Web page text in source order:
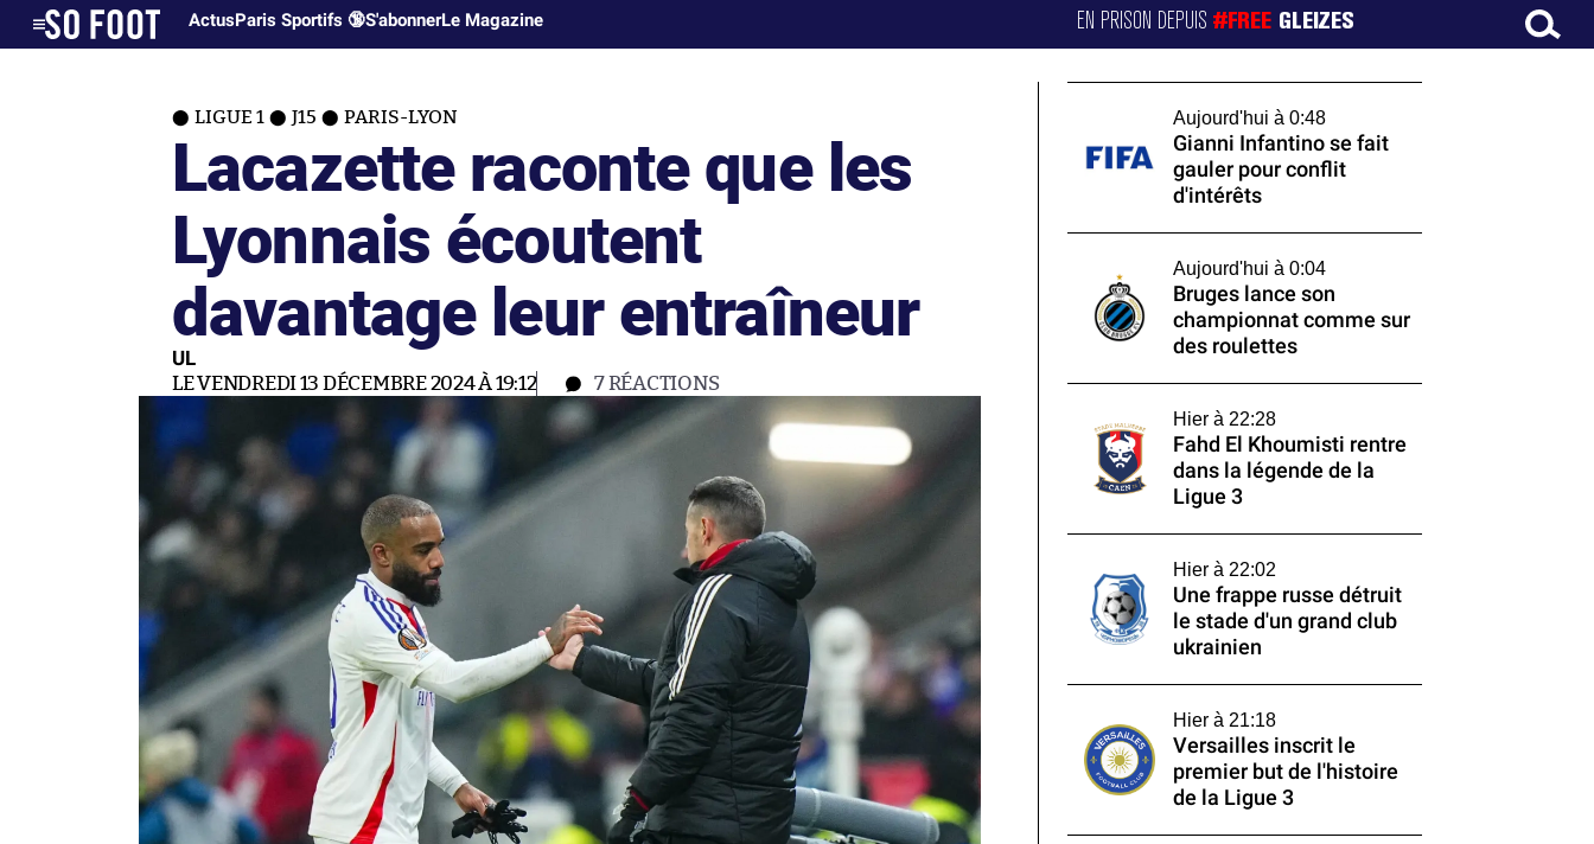
ActusParis Sportifs 🔞S'abonnerLe Magazine EN PRISON DEPUIS#FREE GLEIZES
LIGUE 1 J15 PARIS-LYON
Lacazette raconte que les
Lyonnais écoutent
davantage leur entraîneur
UL
LE VENDREDI 13 DÉCEMBRE 2024 À 19:12 7RÉACTIONS
Aujourd'hui à 0:48
Gianni Infantino se fait
gauler pour conflit
d'intérêts
Aujourd'hui à 0:04
Bruges lance son
championnat comme sur
des roulettes
Hier à 22:28
Fahd El Khoumisti rentre
dans la légende de la
Ligue 3
Hier à 22:02
Une frappe russe détruit
le stade d'un grand club
ukrainien
Hier à 21:18
Versailles inscrit le
premier but de l'histoire
de la Ligue 3